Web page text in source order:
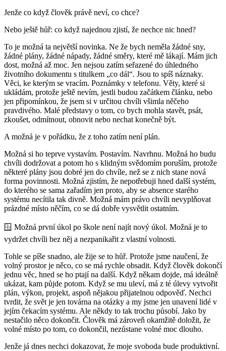
Jenže co když člověk právě neví, co chce?
Nebo ještě hůř: co když najednou zjistí, že nechce nic hned?
To je možná ta největší novinka. Ne že bych neměla žádné sny,
žádné plány, žádné nápady, žádné směry, které mě lákají. Mám jich
dost, možná až moc. Jen nejsou zatím seřazené do úhledného
životního dokumentu s titulkem „co dál“. Jsou to spíš náznaky.
Věci, ke kterým se vracím. Poznámky v telefonu. Věty, které si
ukládám, protože ještě nevím, jestli budou začátkem článku, nebo
jen připomínkou, že jsem si v určitou chvíli všimla něčeho
pravdivého. Malé představy o tom, co bych mohla stavět, psát,
zkoušet, odmítnout, obnovit nebo nechat konečně být.
A možná je v pořádku, že z toho zatím není plán.
Možná si ho teprve vystavím. Postavím. Navrhnu. Možná ho budu
chvíli dodržovat a potom ho s klidným svědomím poruším, protože
některé plány jsou dobré jen do chvíle, než se z nich stane nová
forma povinnosti. Možná zjistím, že nepotřebuji hned další systém,
do kterého se sama zařadím jen proto, aby se absence starého
systému necítila tak divně. Možná mám právo chvíli nevyplňovat
prázdné místo něčím, co se dá dobře vysvětlit ostatním.
🪟 Možná první úkol po škole není najít nový úkol. Možná je to
vydržet chvíli bez něj a nezpanikařit z vlastní volnosti.
Tohle se píše snadno, ale žije se to hůř. Protože jsme naučení, že
volný prostor je něco, co se má rychle obsadit. Když člověk dokončí
jednu věc, hned se ho ptají na další. Když někam dojde, má ideálně
ukázat, kam půjde potom. Když se mu uleví, má z té úlevy vytvořit
plán, výkon, projekt, aspoň nějakou přijatelnou odpověď. Nechci
tvrdit, že svět je jen továrna na otázky a my jsme jen unavení lidé v
jejím čekacím systému. Ale někdy to tak trochu působí. Jako by
nestačilo něco dokončit. Člověk má zároveň okamžitě doložit, že
volné místo po tom, co dokončil, nezůstane volné moc dlouho.
Jenže já dnes nechci dokazovat, že moje svoboda bude produktivní.